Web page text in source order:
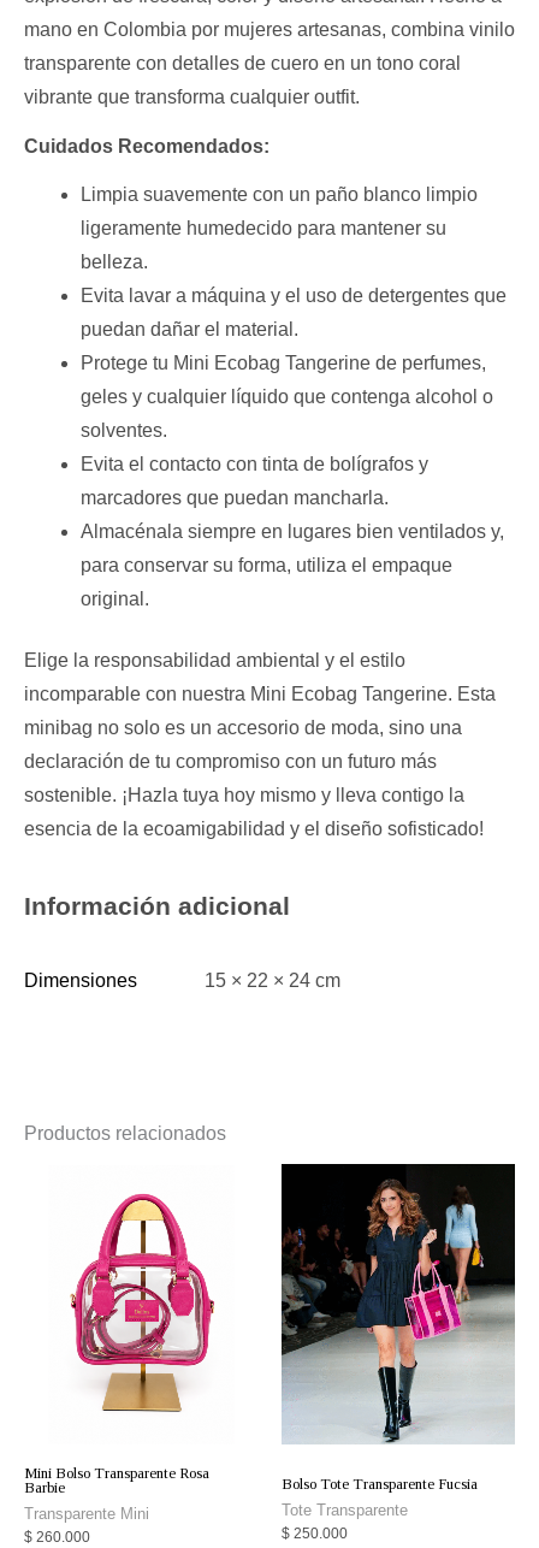
mano en Colombia por mujeres artesanas, combina vinilo
transparente con detalles de cuero en un tono coral
vibrante que transforma cualquier outfit.
Cuidados Recomendados:
Limpia suavemente con un paño blanco limpio
ligeramente humedecido para mantener su
belleza.
Evita lavar a máquina y el uso de detergentes que
puedan dañar el material.
Protege tu Mini Ecobag Tangerine de perfumes,
geles y cualquier líquido que contenga alcohol o
solventes.
Evita el contacto con tinta de bolígrafos y
marcadores que puedan mancharla.
Almacénala siempre en lugares bien ventilados y,
para conservar su forma, utiliza el empaque
original.
Elige la responsabilidad ambiental y el estilo
incomparable con nuestra Mini Ecobag Tangerine. Esta
minibag no solo es un accesorio de moda, sino una
declaración de tu compromiso con un futuro más
sostenible. ¡Hazla tuya hoy mismo y lleva contigo la
esencia de la ecoamigabilidad y el diseño sofisticado!
Información adicional
Dimensiones 15 × 22 × 24 cm
Productos relacionados
Mini Bolso Transparente Rosa
Barbie
Transparente Mini
$ 260.000
Bolso Tote Transparente Fucsia
Tote Transparente
$ 250.000